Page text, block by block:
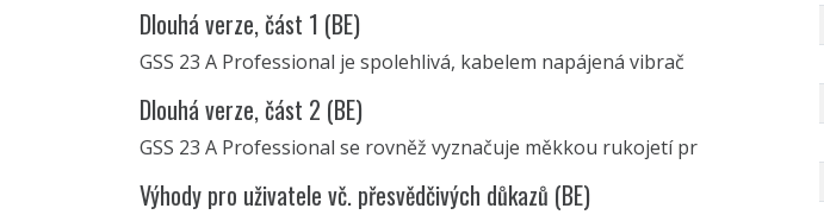
Dlouhá verze, část 1 (BE)
GSS 23 A Professional je spolehlivá, kabelem napájená vibrač
Dlouhá verze, část 2 (BE)
GSS 23 A Professional se rovněž vyznačuje měkkou rukojetí pr
Výhody pro uživatele vč. přesvědčivých důkazů (BE)